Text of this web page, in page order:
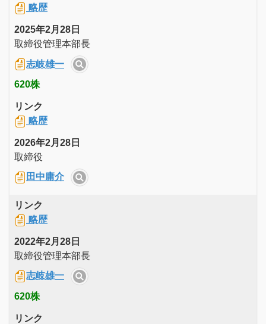
略歴
2025年2月28日
取締役管理本部長
志岐雄一
620株
リンク
略歴
2026年2月28日
取締役
田中庸介
リンク
略歴
2022年2月28日
取締役管理本部長
志岐雄一
620株
リンク